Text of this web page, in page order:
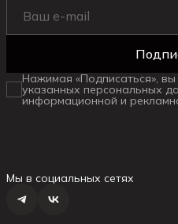
Нажимая «Подписаться»,
указанных персональных
информационной и
Мы в социальных сетях